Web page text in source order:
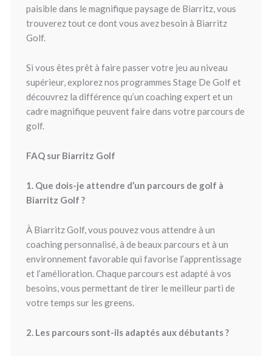
paisible dans le magnifique paysage de Biarritz, vous
trouverez tout ce dont vous avez besoin à Biarritz
Golf.
Si vous êtes prêt à faire passer votre jeu au niveau
supérieur, explorez nos programmes Stage De Golf et
découvrez la différence qu’un coaching expert et un
cadre magnifique peuvent faire dans votre parcours de
golf.
FAQ sur Biarritz Golf
1. Que dois-je attendre d’un parcours de golf à
Biarritz Golf ?
À Biarritz Golf, vous pouvez vous attendre à un
coaching personnalisé, à de beaux parcours et à un
environnement favorable qui favorise l’apprentissage
et l’amélioration. Chaque parcours est adapté à vos
besoins, vous permettant de tirer le meilleur parti de
votre temps sur les greens.
2. Les parcours sont-ils adaptés aux débutants ?